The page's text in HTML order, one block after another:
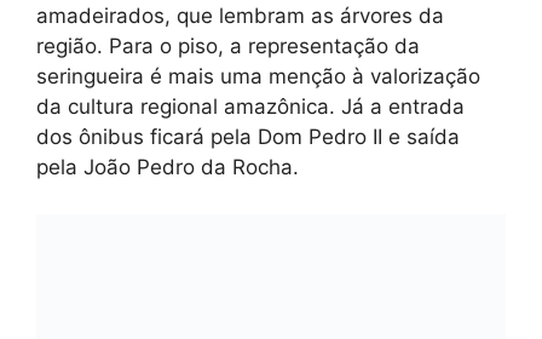
amadeirados, que lembram as árvores da
região. Para o piso, a representação da
seringueira é mais uma menção à valorização
da cultura regional amazônica. Já a entrada
dos ônibus ficará pela Dom Pedro II e saída
pela João Pedro da Rocha.